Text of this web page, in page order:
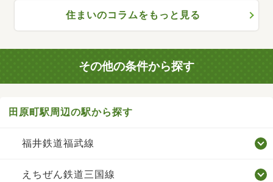
住まいのコラムをもっと見る
その他の条件から探す
田原町駅周辺の駅から探す
福井鉄道福武線
えちぜん鉄道三国線